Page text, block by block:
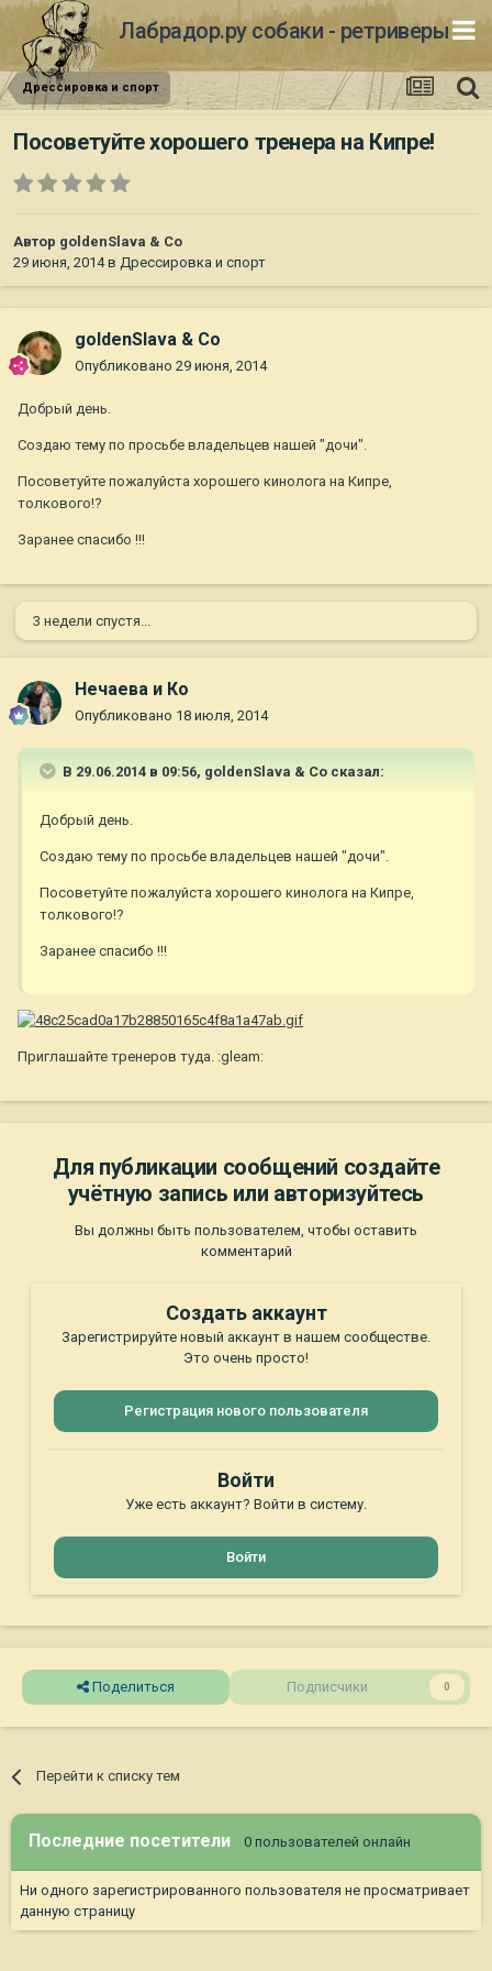
Лабрадор.ру собаки - ретриверы
Дрессировка и спорт
Посоветуйте хорошего тренера на Кипре!
Автор goldenSlava & Co
29 июня, 2014в Дрессировка и спорт
goldenSlava & Co
Опубликовано 29 июня, 2014
Добрый день.
Создаю тему по просьбе владельцев нашей "дочи".
Посоветуйте пожалуйста хорошего кинолога на Кипре,
толкового!?
Заранее спасибо !!!
3 недели спустя...
Нечаева и Ко
Опубликовано 18 июля, 2014
В 29.06.2014 в 09:56, goldenSlava & Co сказал:
Добрый день.
Создаю тему по просьбе владельцев нашей "дочи".
Посоветуйте пожалуйста хорошего кинолога на Кипре,
толкового!?
Заранее спасибо !!!
Приглашайте тренеров туда. :gleam:
Для публикации сообщений создайте
учётную запись или авторизуйтесь
Вы должны быть пользователем, чтобы оставить
комментарий
Создать аккаунт
Зарегистрируйте новый аккаунт в нашем сообществе.
Это очень просто!
Регистрация нового пользователя
Войти
Уже есть аккаунт? Войти в систему.
Войти
Поделиться Подписчики 0
Перейти к списку тем
Последние посетители 0 пользователей онлайн
Ни одного зарегистрированного пользователя не просматривает
данную страницу